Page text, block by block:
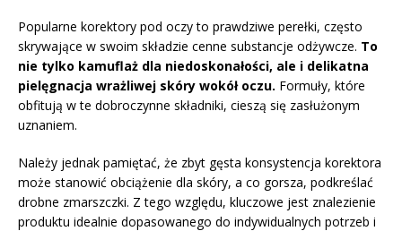
Popularne korektory pod oczy to prawdziwe perełki, często
skrywające w swoim składzie cenne substancje odżywcze. To
nie tylko kamuflaż dla niedoskonałości, ale i delikatna
pielęgnacja wrażliwej skóry wokół oczu. Formuły, które
obfitują w te dobroczynne składniki, cieszą się zasłużonym
uznaniem.
Należy jednak pamiętać, że zbyt gęsta konsystencja korektora
może stanowić obciążenie dla skóry, a co gorsza, podkreślać
drobne zmarszczki. Z tego względu, kluczowe jest znalezienie
produktu idealnie dopasowanego do indywidualnych potrzeb i